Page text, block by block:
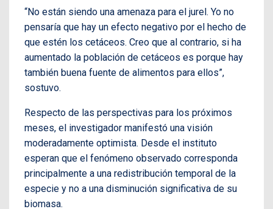
“No están siendo una amenaza para el jurel. Yo no
pensaría que hay un efecto negativo por el hecho de
que estén los cetáceos. Creo que al contrario, si ha
aumentado la población de cetáceos es porque hay
también buena fuente de alimentos para ellos”,
sostuvo.
Respecto de las perspectivas para los próximos
meses, el investigador manifestó una visión
moderadamente optimista. Desde el instituto
esperan que el fenómeno observado corresponda
principalmente a una redistribución temporal de la
especie y no a una disminución significativa de su
biomasa.